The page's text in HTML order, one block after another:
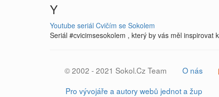
Y
Youtube seriál Cvičím se Sokolem
Seriál #cvicimsesokolem , který by vás měl
© 2002 - 2021 Sokol.Cz Team O nás
Pro vývojáře a autory webů jednot a žup